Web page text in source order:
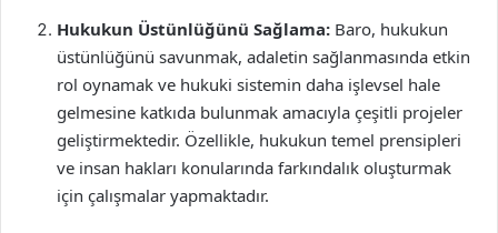
Hukukun Üstünlüğünü Sağlama: Baro, hukukun
üstünlüğünü savunmak, adaletin sağlanmasında etkin
rol oynamak ve hukuki sistemin daha işlevsel hale
gelmesine katkıda bulunmak amacıyla çeşitli projeler
geliştirmektedir. Özellikle, hukukun temel prensipleri
ve insan hakları konularında farkındalık oluşturmak
için çalışmalar yapmaktadır.